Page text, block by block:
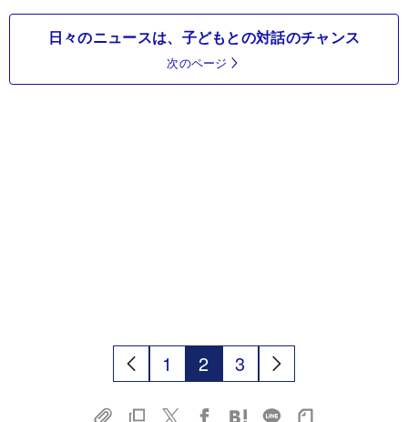
日々のニュースは、子どもとの対話のチャンス
次のページ
1 2 3